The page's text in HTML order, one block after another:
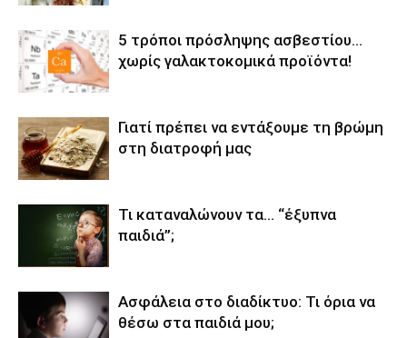
5 τρόποι πρόσληψης ασβεστίου…
χωρίς γαλακτοκομικά προϊόντα!
Γιατί πρέπει να εντάξουμε τη βρώμη
στη διατροφή μας
Τι καταναλώνουν τα… “έξυπνα
παιδιά”;
Ασφάλεια στο διαδίκτυο: Τι όρια να
θέσω στα παιδιά μου;